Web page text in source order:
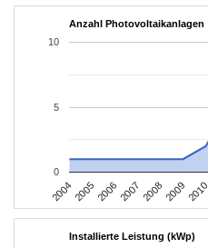
Anzahl Photovoltaikanlagen
2004200520062007 200820092010
0
5
10
Installierte Leistung (kWp)